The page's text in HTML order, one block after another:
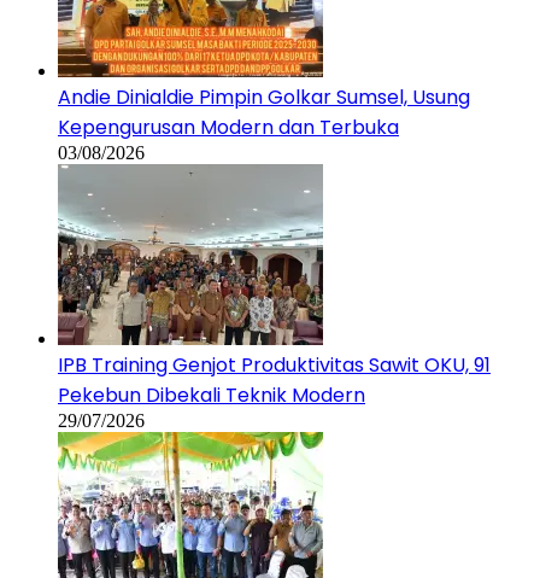
Andie Dinialdie Pimpin Golkar Sumsel, Usung
Kepengurusan Modern dan Terbuka
03/08/2026
IPB Training Genjot Produktivitas Sawit OKU, 91
Pekebun Dibekali Teknik Modern
29/07/2026